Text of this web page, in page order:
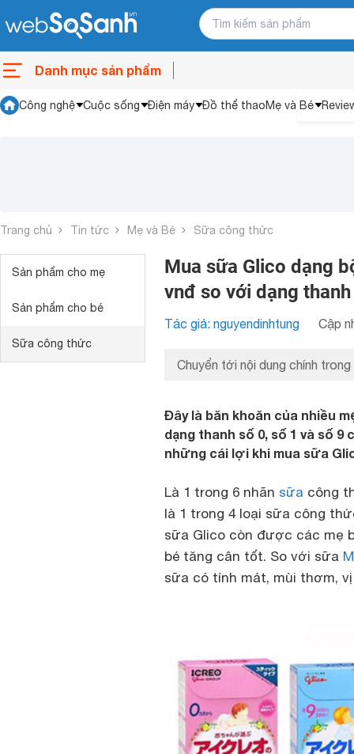
Danh mục sản phẩm
Công nghệ Cuộc sống Điện máy Đồ thể thaoMẹ và Bé
Trang chủ Tin tức Mẹ và Bé Sữa công thức
Sản phẩm cho mẹ
Sản phẩm cho bé
Sữa công thức
Mua sữa Glico dạng
vnđ so với dạng
Tác giả: nguyendinhtung Cập
Chuyển tới nội dung chính trong
Đây là băn khoăn của nhiều
dạng thanh số 0, số 1 và số 9
những cái lợi khi mua sữa
Là 1 trong 6 nhãn sữa công
là 1 trong 4 loại sữa công
sữa Glico còn được các mẹ
bé tăng cân tốt. So với sữa
sữa có tính mát, mùi thơm,